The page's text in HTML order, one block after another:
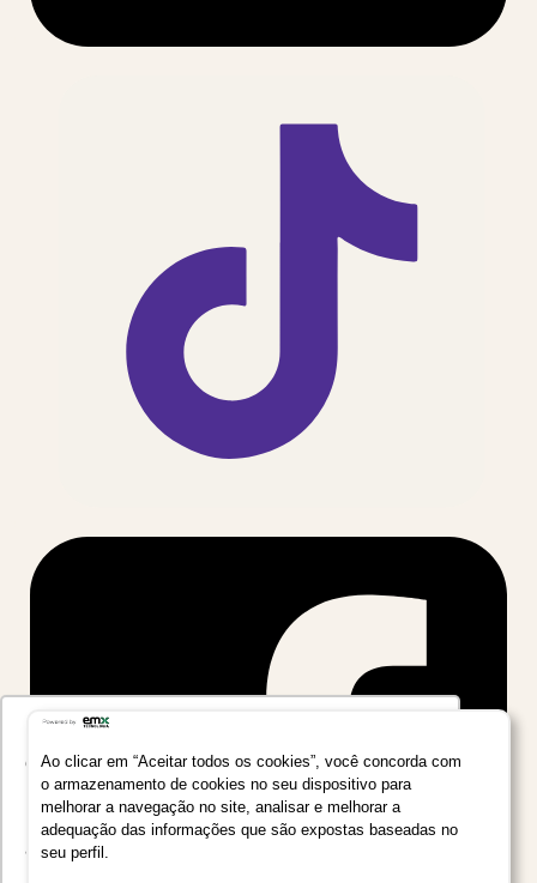
Utilizamos seus dados para oferecer uma
experiência mais relevante ao analisar e
personalizar conteúdos e anúncios em nossa
plataforma e em serviços de terceiros. Consulte
a Política de Privacidade de Dados do Grupo
Ao clicar em “Aceitar todos os cookies”, você concorda com
o armazenamento de cookies no seu dispositivo para
melhorar a navegação no site, analisar e melhorar a
adequação das informações que são expostas baseadas no
seu perfil.